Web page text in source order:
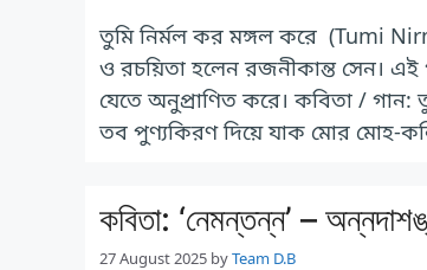
তুমি নির্মল কর মঙ্গল করে (Tumi
ও রচয়িতা হলেন রজনীকান্ত সেন।
যেতে অনুপ্রাণিত করে। কবিতা / গান:
তব পুণ্যকিরণ দিয়ে যাক মোর মোহ-
কবিতা: ‘নেমন্তন্ন’ –
27 August 2025 byTeam D.B